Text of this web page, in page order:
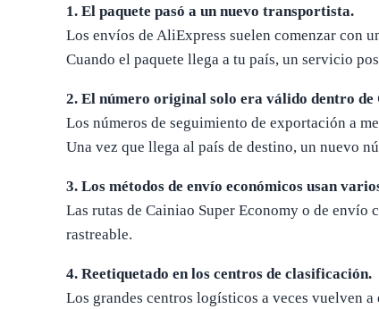
1. El paquete pasó a un nuevo transportista.
Los envíos de AliExpress suelen comenzar con
Cuando el paquete llega a tu país, un servicio
2. El número original solo era válido dentro de
Los números de seguimiento de exportación a
Una vez que llega al país de destino, un nuevo
3. Los métodos de envío económicos usan
Las rutas de Cainiao Super Economy o de
rastreable.
4. Reetiquetado en los centros de clasificación.
Los grandes centros logísticos a veces vuelven